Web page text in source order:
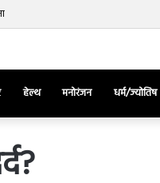
हेल्थ मनोरंजन धर्म/ज्योतिष